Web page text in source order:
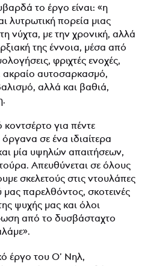
το έργο είναι: «η
λυτρωτική πορεία μιας
νύχτα, με την χρονική, αλλά
της έννοια, μέσα από
φριχτές ενοχές,
αυτοσαρκασμό,
αλλά και βαθιά,
κοντσέρτο για πέντε
σε ένα ιδιαίτερα
μία υψηλών απαιτήσεων,
Απευθύνεται σε όλους
σκελετούς στις ντουλάπες
μας παρελθόντος, σκοτεινές
ψυχής μας και όλοι
από το δυσβάσταχτο
έργο του Ο’ Νηλ,